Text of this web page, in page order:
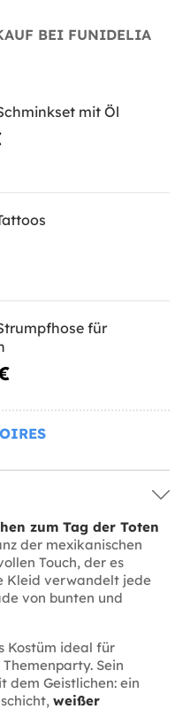
BEI FUNIDELIA
mit Öl
für
zum Tag der Toten
der mexikanischen
Touch, der es
Kleid verwandelt jede
von bunten und
Kostüm ideal für
Sein
dem Geistlichen: ein
weißer